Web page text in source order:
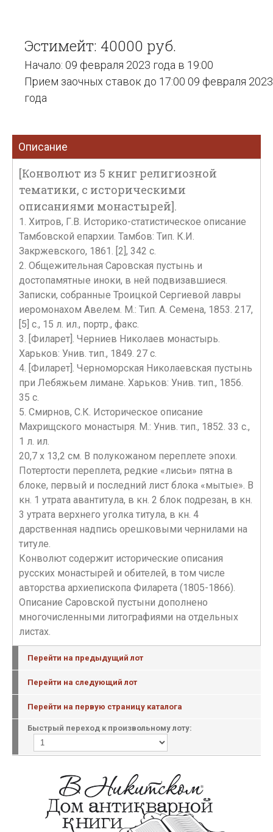
Эстимейт: 40000 руб.
Начало: 09 февраля 2023 года в 19:00
Прием заочных ставок до 17:00 09 февраля 2023
года
Описание
[Конволют из 5 книг религиозной
тематики, с историческими
описаниями монастырей].
1. Хитров, Г.В. Историко-статистическое описание
Тамбовской епархии. Тамбов: Тип. К.И.
Закржевского, 1861. [2], 342 с.
2. Общежительная Саровская пустынь и
достопамятные иноки, в ней подвизавшиеся.
Записки, собранные Троицкой Сергиевой лавры
иеромонахом Авелем. М.: Тип. А. Семена, 1853. 217,
[5] с., 15 л. ил., портр., факс.
3. [Филарет]. Черниев Николаев монастырь.
Харьков: Унив. тип., 1849. 27 с.
4. [Филарет]. Черноморская Николаевская пустынь
при Лебяжьем лимане. Харьков: Унив. тип., 1856.
35 с.
5. Смирнов, С.К. Историческое описание
Махрищского монастыря. М.: Унив. тип., 1852. 33 с.,
1 л. ил.
20,7 х 13,2 см. В полукожаном переплете эпохи.
Потертости переплета, редкие «лисьи» пятна в
блоке, первый и последний лист блока «мытые». В
кн. 1 утрата авантитула, в кн. 2 блок подрезан, в кн.
3 утрата верхнего уголка титула, в кн. 4
дарственная надпись орешковыми чернилами на
титуле.
Конволют содержит исторические описания
русских монастырей и обителей, в том числе
авторства архиепископа Филарета (1805-1866).
Описание Саровской пустыни дополнено
многочисленными литографиями на отдельных
листах.
Перейти на предыдущий лот
Перейти на следующий лот
Перейти на первую страницу каталога
Быстрый переход к произвольному лоту: